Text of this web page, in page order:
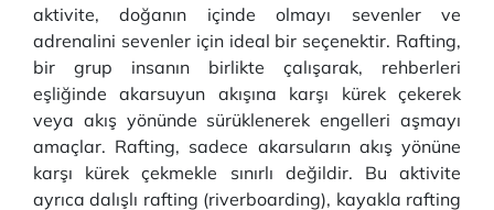
aktivite, doğanın içinde olmayı sevenler ve
adrenalini sevenler için ideal bir seçenektir. Rafting,
bir grup insanın birlikte çalışarak, rehberleri
eşliğinde akarsuyun akışına karşı kürek çekerek
veya akış yönünde sürüklenerek engelleri aşmayı
amaçlar. Rafting, sadece akarsuların akış yönüne
karşı kürek çekmekle sınırlı değildir. Bu aktivite
ayrıca dalışlı rafting (riverboarding), kayakla rafting